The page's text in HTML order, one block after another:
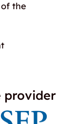
the
provider